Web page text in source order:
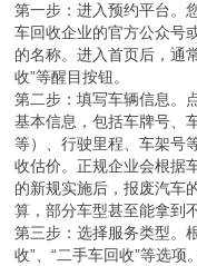
第一步：进入预约平台。
车回收企业的官方公众号
的名称。进入首页后，通
收”等醒目按钮。
第二步：填写车辆信息。
基本信息，包括车牌号、
等）、行驶里程、车架号
收估价。正规企业会根据
的新规实施后，报废汽车
算，部分车型甚至能拿到
第三步：选择服务类型。
收”、“二手车回收”等选